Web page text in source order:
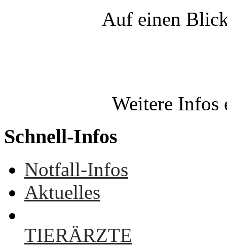
Auf einen
Weitere Infos
Schnell-Infos
Notfall-Infos
Aktuelles
TIERÄRZTE